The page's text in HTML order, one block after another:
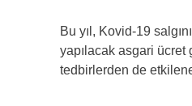
Bu yıl, Kovid-19
yapılacak asgari ücret
tedbirlerden de